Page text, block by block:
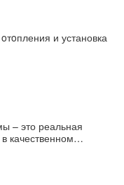
и установка
– это реальная
качественном…